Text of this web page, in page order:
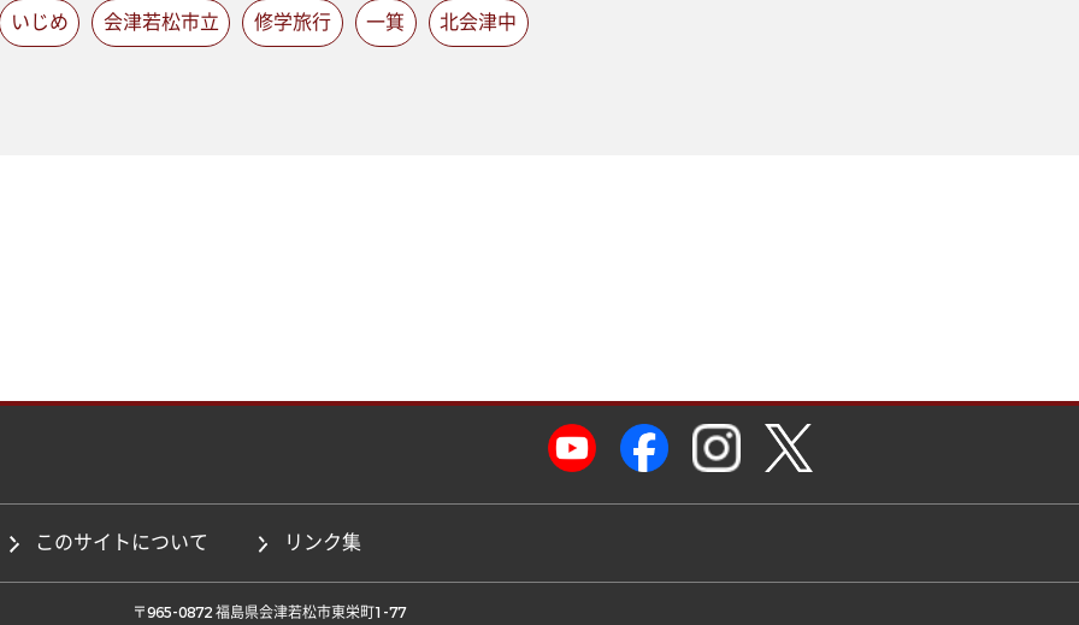
いじめ 会津若松市立 修学旅行 一箕 北会津中
このサイトについて リンク集
〒965-0872 福島県会津若松市東栄町1-77